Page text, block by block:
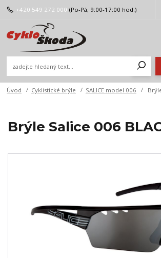
+420 549 272 000 (Po-Pá, 9:00-17:00 hod.)
Úvod Cyklistické brýle SALICE model 006
Brýle Salice 006